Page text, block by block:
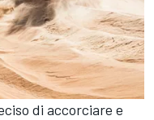
di accorciare e